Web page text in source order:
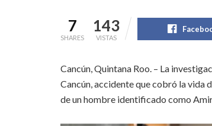
7
SHARES
143
VISTAS
Cancún, Quintana Roo. – La
Cancún, accidente que cobró la vida
de un hombre identificado como